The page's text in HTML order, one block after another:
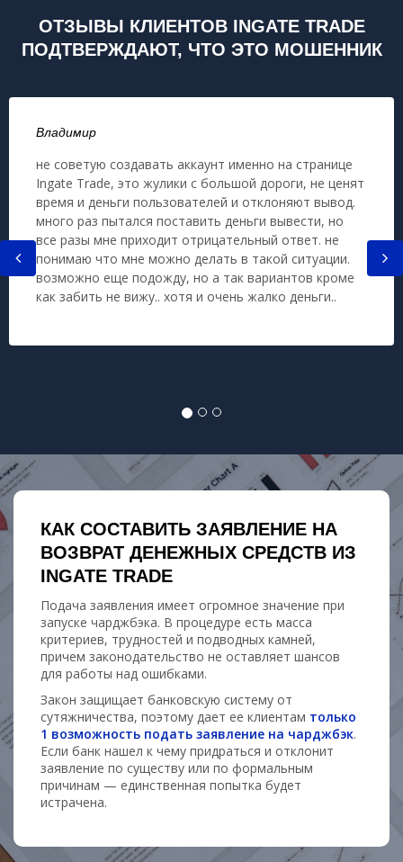
ОТЗЫВЫ КЛИЕНТОВ INGATE TRADE
ПОДТВЕРЖДАЮТ, ЧТО ЭТО МОШЕННИК
Владимир
не советую создавать аккаунт именно на странице
Ingate Trade, это жулики с большой дороги, не ценят
время и деньги пользователей и отклоняют вывод.
много раз пытался поставить деньги вывести, но
все разы мне приходит отрицательный ответ. не
понимаю что мне можно делать в такой ситуации.
возможно еще подожду, но а так вариантов кроме
как забить не вижу.. хотя и очень жалко деньги..
КАК СОСТАВИТЬ ЗАЯВЛЕНИЕ НА
ВОЗВРАТ ДЕНЕЖНЫХ СРЕДСТВ ИЗ
INGATE TRADE
Подача заявления имеет огромное значение при
запуске чарджбэка. В процедуре есть масса
критериев, трудностей и подводных камней,
причем законодательство не оставляет шансов
для работы над ошибками.
Закон защищает банковскую систему от
сутяжничества, поэтому дает ее клиентам только
1 возможность подать заявление на чарджбэк.
Если банк нашел к чему придраться и отклонит
заявление по существу или по формальным
причинам — единственная попытка будет
истрачена.